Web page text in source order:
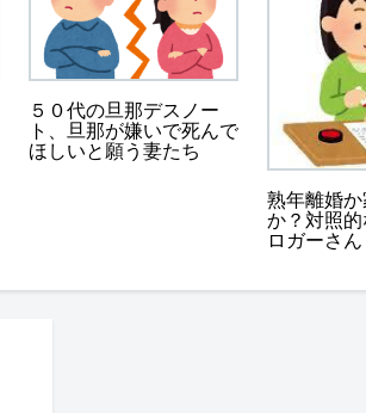
５０代の旦那デスノー
ト、旦那が嫌いで死んで
ほしいと願う妻たち
熟年離婚
か？対照
ロガーさん